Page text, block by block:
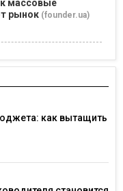
массовые
рынок (founder.ua)
как вытащить